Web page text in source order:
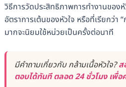
วิธีการวัดประสิทธิภาพการทำงานของ
อัตราการเต้นของหัวใจ หรือที่เรียกว่า
มากจะนิยมใช้หน่วยเป็นครั้งต่อนาที
มีคำถามเกี่ยวกับ กล้ามเนื้อหัวใจ?ส
ตอบได้ทันที ตลอด 24 ชั่วโมง เพื่